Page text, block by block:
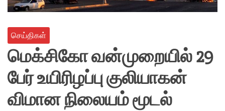
செய்திகள்
மெக்சிகோ வன்முறையில் 29
பேர் உயிரிழப்பு குலியாகன்
விமான நிலையம் மூடல்